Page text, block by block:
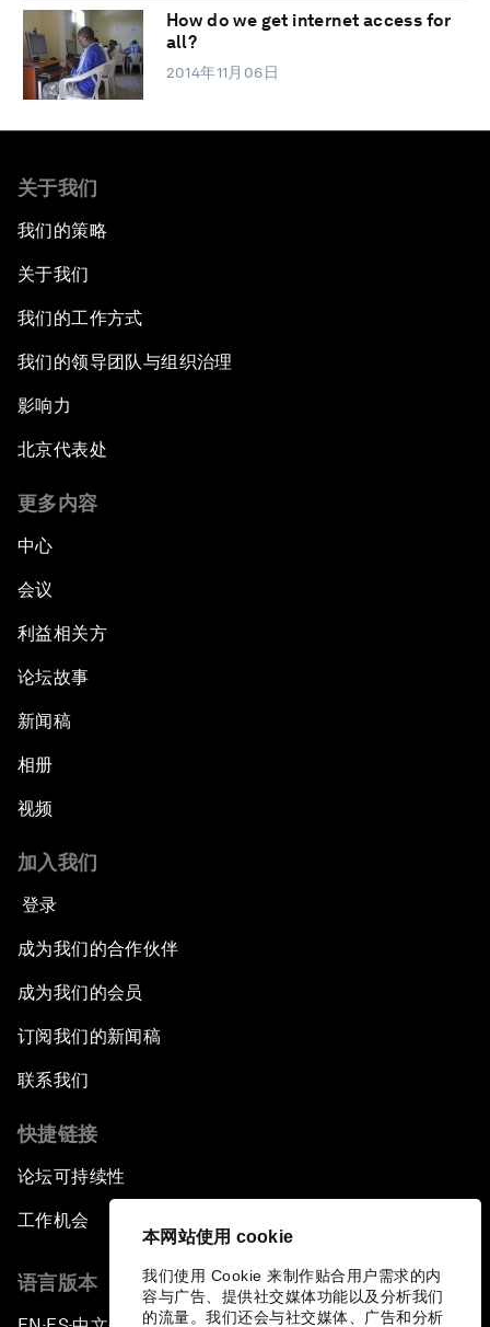
本网站使用 cookie
我们使用 Cookie 来制作贴合用户需求的内
容与广告、提供社交媒体功能以及分析我们
的流量。我们还会与社交媒体、广告和分析
How do we get internet access for
all?
2014年11月06日
关于我们
我们的策略
关于我们
我们的工作方式
我们的领导团队与组织治理
影响力
北京代表处
更多内容
中心
会议
利益相关方
论坛故事
新闻稿
相册
视频
加入我们
登录
成为我们的合作伙伴
成为我们的会员
订阅我们的新闻稿
联系我们
快捷链接
论坛可持续性
工作机会
语言版本
▪ ▪ ▪